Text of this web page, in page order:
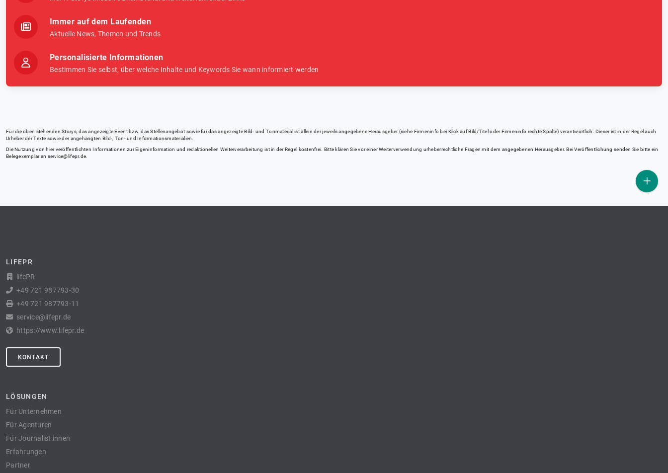
Immer auf dem Laufenden
Aktuelle News, Themen und Trends
Personalisierte Informationen
Bestimmen Sie selbst, über welche Inhalte und Keywords Sie wann informiert werden
Für die oben stehenden Storys, das angezeigte Event bzw. das Stellenangebot sowie für das angezeigte Bild- und Tonmaterial ist allein der jeweils angegebene Herausgeber (siehe Firmeninfo bei Klick auf Bild/Titel oder Firmeninfo rechte Spalte) verantwortlich. Dieser ist in der Regel auch
Urheber der Texte sowie der angehängten Bild-, Ton- und Informationsmaterialien.
Die Nutzung von hier veröffentlichten Informationen zur Eigeninformation und redaktionellen Weiterverarbeitung ist in der Regel kostenfrei. Bitte klären Sie vor einer Weiterverwendung urheberrechtliche Fragen mit dem angegebenen Herausgeber. Bei Veröffentlichung senden Sie bitte ein
Belegexemplar an service@lifepr.de
LIFEPR
lifePR
+49 721 987793-30
+49 721 987793-11
service@lifepr.de
https://www.lifepr.de
KONTAKT
LÖSUNGEN
Für Unternehmen
Für Agenturen
Für Journalist:innen
Erfahrungen
Partner